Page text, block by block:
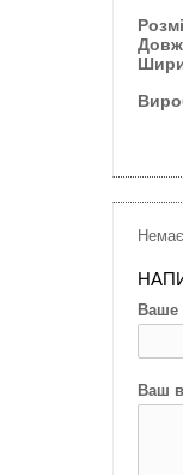
Ваше
Ваш